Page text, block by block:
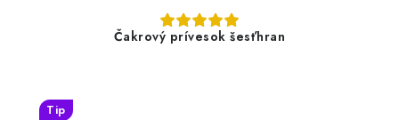
Čakrový prívesok šesťhran
Tip